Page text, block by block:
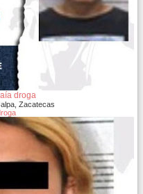
droga
Zacatecas